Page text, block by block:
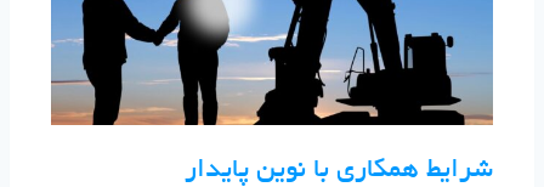
شرایط همکاری با نوین پایدار